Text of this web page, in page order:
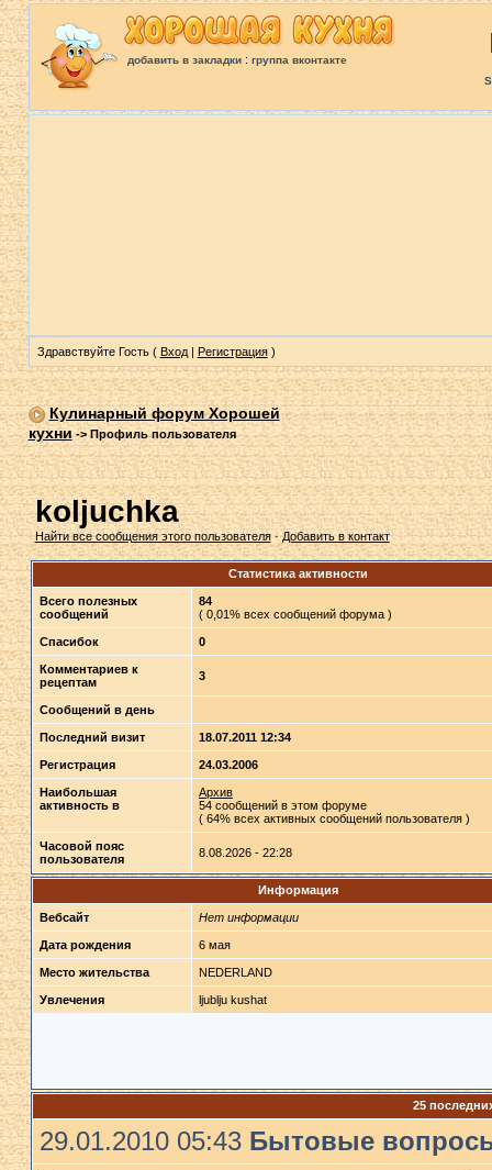
добавить в закладки: группа вконтакте
Здравствуйте Гость ( Вход| Регистрация)
Кулинарный форум Хорошей
кухни->Профиль пользователя
koljuchka
Найти все сообщения этого пользователя·Добавить в контакт
Статистика активности
Всего полезных
сообщений
84
( 0,01% всех сообщений форума )
Спасибок 0
Комментариев к
рецептам
3
Сообщений в день
Последний визит 18.07.2011 12:34
Регистрация 24.03.2006
Наибольшая
активность в
Архив
54 сообщений в этом форуме
( 64% всех активных сообщений пользователя )
Часовой пояс
пользователя
8.08.2026 - 22:28
Информация
Вебсайт Нет информации
Дата рождения 6 мая
Место жительства NEDERLAND
Увлечения ljublju kushat
25
29.01.2010 05:43 Бытовые